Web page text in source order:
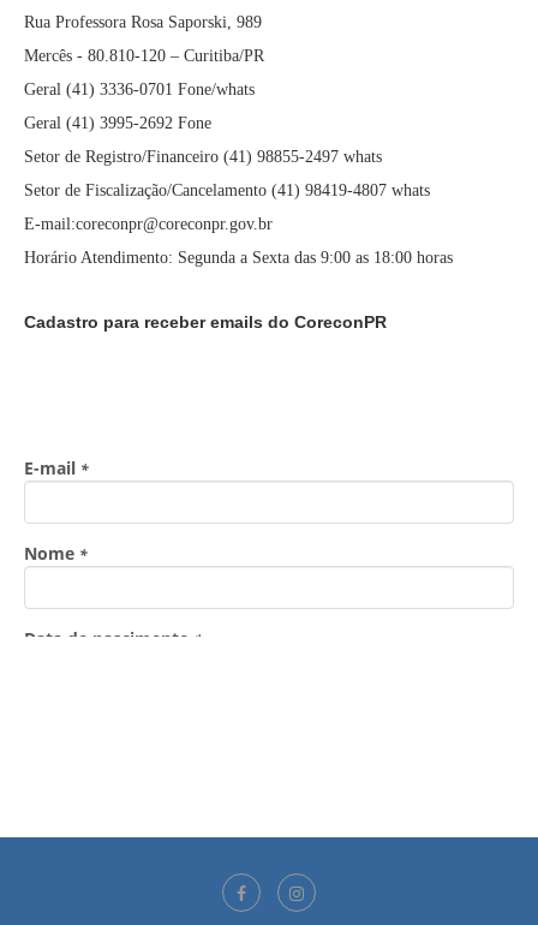
Rua Professora Rosa Saporski, 989
Mercês - 80.810-120 – Curitiba/PR
Geral (41) 3336-0701 Fone/whats
Geral (41) 3995-2692 Fone
Setor de Registro/Financeiro (41) 98855-2497 whats
Setor de Fiscalização/Cancelamento (41) 98419-4807 whats
E-mail:coreconpr@coreconpr.gov.br
Horário Atendimento: Segunda a Sexta das 9:00 as 18:00 horas
Cadastro para receber emails do CoreconPR